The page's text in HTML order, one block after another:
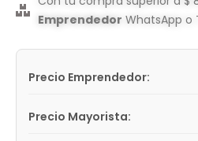
Emprendedor WhatsApp o
Precio Emprendedor:
Precio Mayorista: